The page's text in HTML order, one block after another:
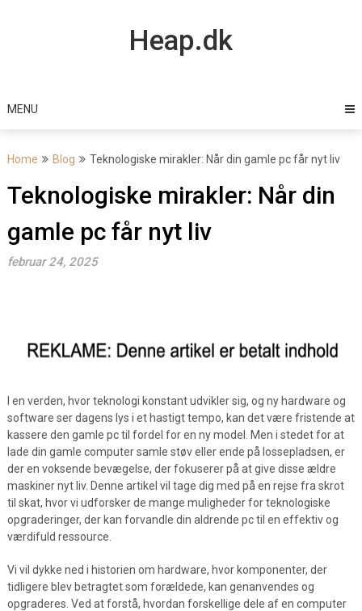
Heap.dk
MENU
Home Blog Teknologiske mirakler: Når din gamle pc får nyt liv
Teknologiske mirakler: Når din
gamle pc får nyt liv
februar 24, 2025
I en verden, hvor teknologi konstant udvikler sig, og ny hardware og
software ser dagens lys i et hastigt tempo, kan det være fristende at
kassere den gamle pc til fordel for en ny model. Men i stedet for at
lade din gamle computer samle støv eller ende på lossepladsen, er
der en voksende bevægelse, der fokuserer på at give disse ældre
maskiner nyt liv. Denne artikel vil tage dig med på en rejse fra skrot
til skat, hvor vi udforsker de mange muligheder for teknologiske
opgraderinger, der kan forvandle din aldrende pc til en effektiv og
værdifuld ressource.
Vi vil dykke ned i historien om hardware, hvor komponenter, der
tidligere blev betragtet som forældede, kan genanvendes og
opgraderes. Ved at forstå, hvordan forskellige dele af en computer